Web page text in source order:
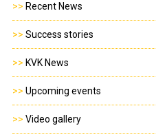
>> Recent News
>> Success stories
>> KVK News
>> Upcoming events
>> Video gallery